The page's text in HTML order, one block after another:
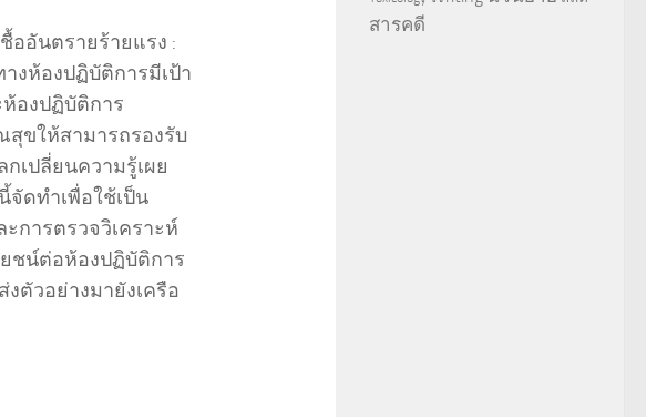
ออันตรายร้ายแรง :
งห้องปฏิบัติการมีเป้า
องปฏิบัติการ
ขให้สามารถรองรับ
เปลี่ยนความรู้เผย
จัดทำเพื่อใช้เป็น
การตรวจวิเคราะห์
ชน์ต่อห้องปฏิบัติการ
ตัวอย่างมายังเครือ
สารคดี